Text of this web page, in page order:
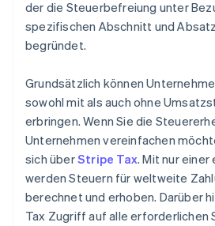
der die Steuerbefreiung unter
spezifischen Abschnitt und
begründet.
Grundsätzlich können
sowohl mit als auch ohne
erbringen. Wenn Sie die
Unternehmen vereinfachen
sich überStripe Tax. Mit nur
werden Steuern für weltweite
berechnet und erhoben. Darüber
Tax Zugriff auf alle erforderlichen